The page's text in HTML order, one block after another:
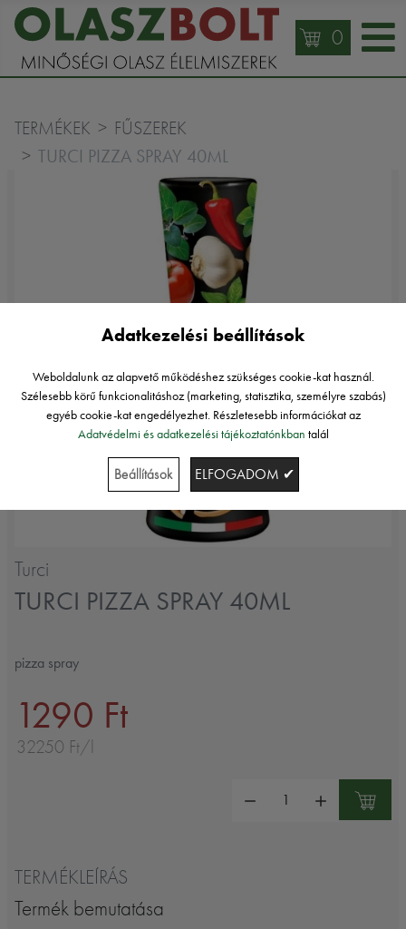
0
TERMÉKEK FŰSZEREK
TURCI PIZZA SPRAY 40ML
Turci
TURCI PIZZA SPRAY 40ML
pizza spray
1290 Ft
32250 Ft/l
TERMÉKLEÍRÁS
Termék bemutatása
Adatkezelési beállítások
Weboldalunk az alapvető működéshez szükséges cookie-kat használ.
Szélesebb körű funkcionalitáshoz (marketing, statisztika, személyre szabás)
egyéb cookie-kat engedélyezhet. Részletesebb információkat az
Adatvédelmi és adatkezelési tájékoztatónkban talál
Beállítások ELFOGADOM ✔